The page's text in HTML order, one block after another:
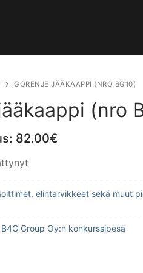
Hae:
GORENJE JÄÄKAAPPI (NRO BG10)
(nro
82.00€
elintarvikkeet sekä muut
B4G Group Oy:n konkurssipesä